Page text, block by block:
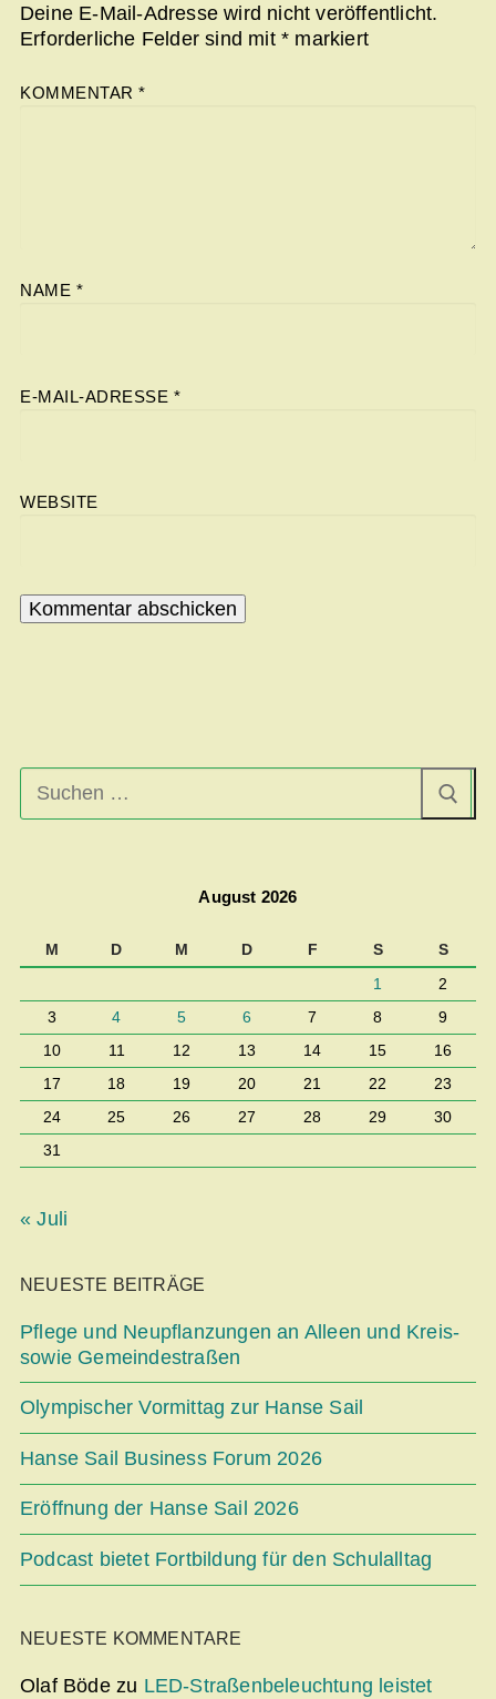
Deine E-Mail-Adresse wird nicht veröffentlicht.
Erforderliche Felder sind mit * markiert
KOMMENTAR *
NAME *
E-MAIL-ADRESSE *
WEBSITE
nach:
August 2026
M D M D F S S
1
2
3
4 5 6 7 8
9
10
11 12 13 14 15
16
17
18 19 20 21 22
23
24
25 26 27 28 29
30
31
« Juli
NEUESTE BEITRÄGE
Pflege und Neupflanzungen an Alleen und Kreis-
sowie Gemeindestraßen
Olympischer Vormittag zur Hanse Sail
Hanse Sail Business Forum 2026
Eröffnung der Hanse Sail 2026
Podcast bietet Fortbildung für den Schulalltag
NEUESTE KOMMENTARE
Olaf Bödezu LED-Straßenbeleuchtung leistet